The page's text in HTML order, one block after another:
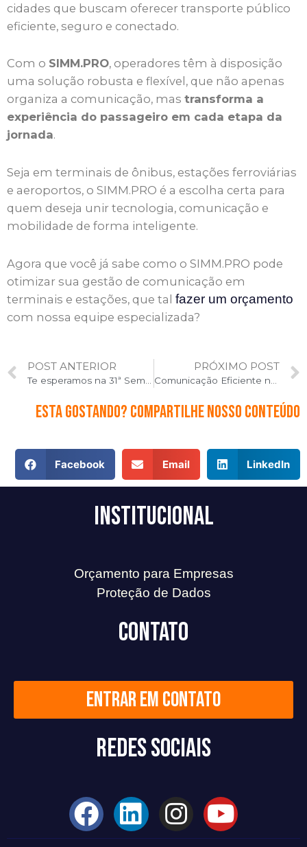
cidades que buscam oferecer transporte público
eficiente, seguro e conectado.
Com o SIMM.PRO, operadores têm à disposição
uma solução robusta e flexível, que não apenas
organiza a comunicação, mas transforma a
experiência do passageiro em cada etapa da
jornada.
Seja em terminais de ônibus, estações ferroviárias
e aeroportos, o SIMM.PRO é a escolha certa para
quem deseja unir tecnologia, comunicação e
mobilidade de forma inteligente.
Agora que você já sabe como o SIMM.PRO pode
otimizar sua gestão de comunicação em
terminais e estações, que tal fazer um orçamento
com nossa equipe especializada?
Prev
POST ANTERIOR
Te esperamos na 31ª Semana de Tecnologia Metroferroviária!
PRÓXIMO POST
Comunicação Eficiente nos Aeroportos Durante o Natal com SIMM.PRO
Esta gostando? Compartilhe nosso conteúdo
Facebook Email LinkedIn
Institucional
Orçamento para Empresas
Proteção de Dados
Contato
Entrar em contato
Redes Sociais
F
a
L
i
I
n
Y
o